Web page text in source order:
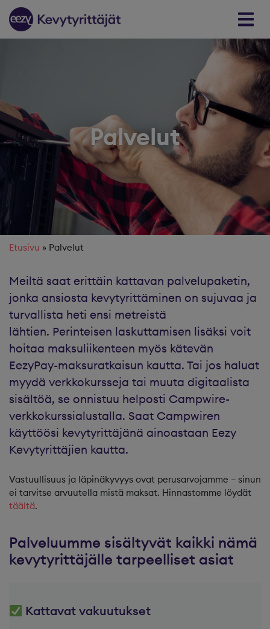
Skip to content
Palvelut
Etusivu » Palvelut
Meiltä saat erittäin kattavan palvelupaketin,
jonka ansiosta kevytyrittäminen on sujuvaa ja
turvallista heti ensi metreistä
lähtien. Perinteisen laskuttamisen lisäksi voit
hoitaa maksuliikenteen myös kätevän
EezyPay-maksuratkaisun kautta. Tai jos haluat
myydä verkkokursseja tai muuta digitaalista
sisältöä, se onnistuu helposti Campwire-
verkkokurssialustalla. Saat Campwiren
käyttöösi kevytyrittäjänä ainoastaan Eezy
Kevytyrittäjien kautta.
Vastuullisuus ja läpinäkyvyys ovat perusarvojamme – sinun
ei tarvitse arvuutella mistä maksat. Hinnastomme löydät
täältä.
Palveluumme sisältyvät kaikki nämä
kevytyrittäjälle tarpeelliset asiat
Kattavat vakuutukset